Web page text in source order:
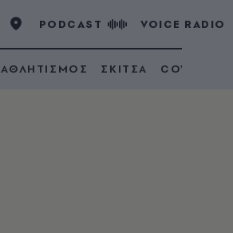
PODCAST VOICE RADIO
ΑΘΛΗΤΙΣΜΟΣ ΣΚΙΤΣΑ COVID 19